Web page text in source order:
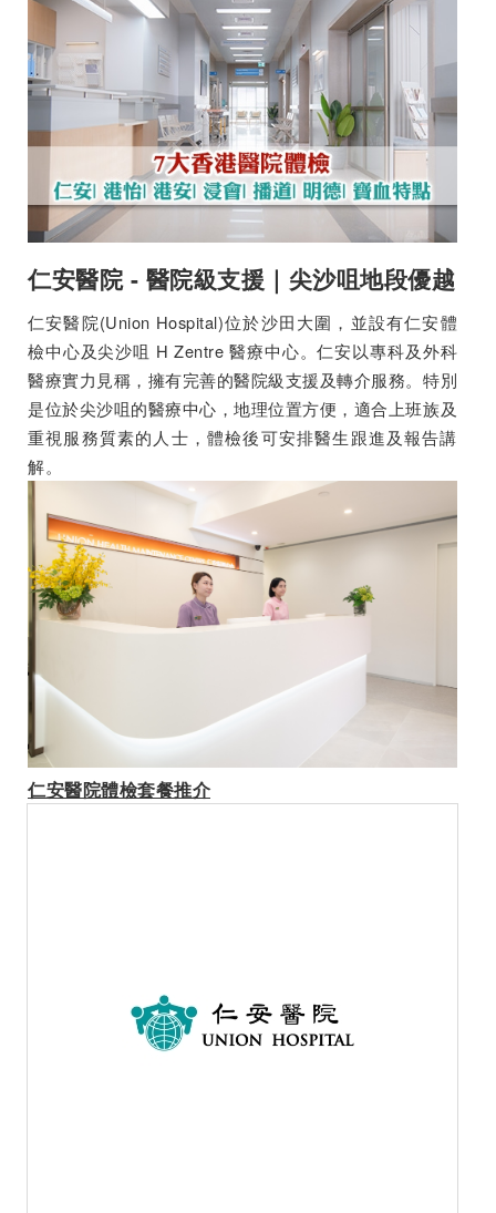
仁安醫院 - 醫院級支援｜尖沙咀地段優越
仁安醫院(Union Hospital)位於沙田大圍，並設有仁安體
檢中心及尖沙咀 H Zentre 醫療中心。仁安以專科及外科
醫療實力見稱，擁有完善的醫院級支援及轉介服務。特別
是位於尖沙咀的醫療中心，地理位置方便，適合上班族及
重視服務質素的人士，體檢後可安排醫生跟進及報告講
解。
仁安醫院體檢套餐推介